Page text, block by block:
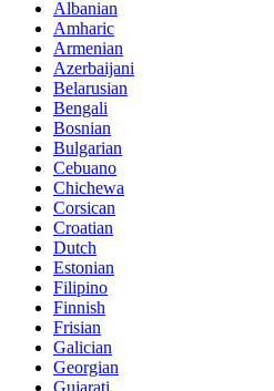
Albanian
Amharic
Armenian
Azerbaijani
Belarusian
Bengali
Bosnian
Bulgarian
Cebuano
Chichewa
Corsican
Croatian
Dutch
Estonian
Filipino
Finnish
Frisian
Galician
Georgian